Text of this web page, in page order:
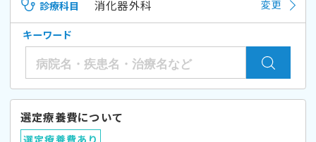
診療科目 消化器外科 変更
キーワード
選定療養費について
選定療養費あり